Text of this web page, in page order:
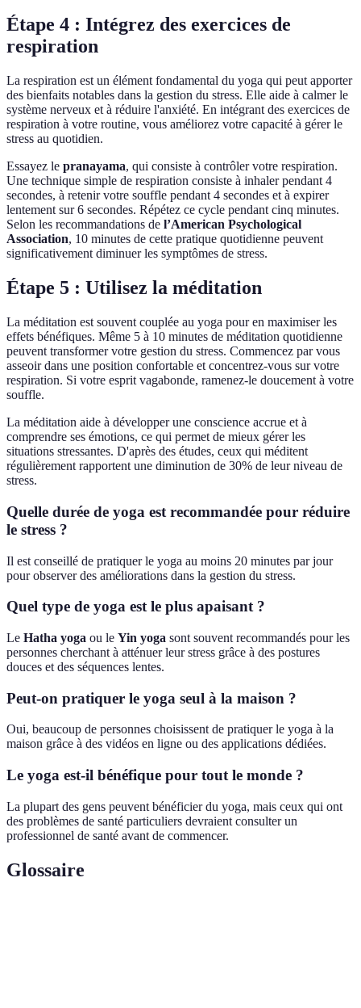
Étape 4 : Intégrez des exercices de
respiration
La respiration est un élément fondamental du yoga qui peut apporter
des bienfaits notables dans la gestion du stress. Elle aide à calmer le
système nerveux et à réduire l'anxiété. En intégrant des exercices de
respiration à votre routine, vous améliorez votre capacité à gérer le
stress au quotidien.
Essayez le pranayama, qui consiste à contrôler votre respiration.
Une technique simple de respiration consiste à inhaler pendant 4
secondes, à retenir votre souffle pendant 4 secondes et à expirer
lentement sur 6 secondes. Répétez ce cycle pendant cinq minutes.
Selon les recommandations de l’American Psychological
Association, 10 minutes de cette pratique quotidienne peuvent
significativement diminuer les symptômes de stress.
Étape 5 : Utilisez la méditation
La méditation est souvent couplée au yoga pour en maximiser les
effets bénéfiques. Même 5 à 10 minutes de méditation quotidienne
peuvent transformer votre gestion du stress. Commencez par vous
asseoir dans une position confortable et concentrez-vous sur votre
respiration. Si votre esprit vagabonde, ramenez-le doucement à votre
souffle.
La méditation aide à développer une conscience accrue et à
comprendre ses émotions, ce qui permet de mieux gérer les
situations stressantes. D'après des études, ceux qui méditent
régulièrement rapportent une diminution de 30% de leur niveau de
stress.
Quelle durée de yoga est recommandée pour réduire
le stress ?
Il est conseillé de pratiquer le yoga au moins 20 minutes par jour
pour observer des améliorations dans la gestion du stress.
Quel type de yoga est le plus apaisant ?
Le Hatha yoga ou le Yin yoga sont souvent recommandés pour les
personnes cherchant à atténuer leur stress grâce à des postures
douces et des séquences lentes.
Peut-on pratiquer le yoga seul à la maison ?
Oui, beaucoup de personnes choisissent de pratiquer le yoga à la
maison grâce à des vidéos en ligne ou des applications dédiées.
Le yoga est-il bénéfique pour tout le monde ?
La plupart des gens peuvent bénéficier du yoga, mais ceux qui ont
des problèmes de santé particuliers devraient consulter un
professionnel de santé avant de commencer.
Glossaire